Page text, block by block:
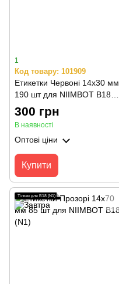
1
Код товару: 101909
Етикетки Червоні 14х30 мм
190 шт для NIIMBOT B18
(N1)
300 грн
В наявності
Оптові ціни
Купити
Тільки для B18 (N1)